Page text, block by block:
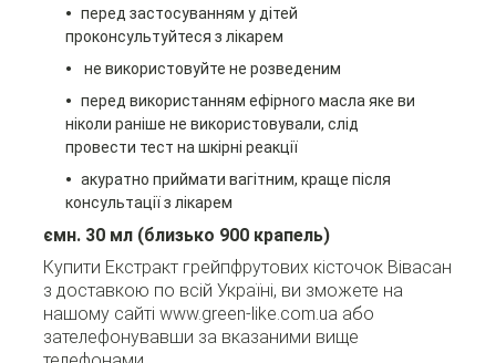
перед застосуванням у дітей
проконсультуйтеся з лікарем
не використовуйте не розведеним
перед використанням ефірного масла яке ви
ніколи раніше не використовували, слід
провести тест на шкірні реакції
акуратно приймати вагітним, краще після
консультації з лікарем
ємн. 30 мл (близько 900 крапель)
Купити Екстракт грейпфрутових кісточок Вівасан
з доставкою по всій Україні, ви зможете на
нашому сайті www.green-like.com.ua або
зателефонувавши за вказаними вище